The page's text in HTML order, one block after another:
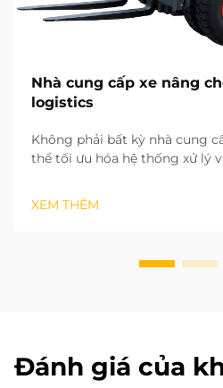
Nhà cung cấp xe nâng
logistics
Không phải bất kỳ nhà cung
thể tối ưu hóa hệ thống xử lý
tác chiến lược dài hạn. Dựa
nghiệm triển khai các dự án
XEM THÊM
Đánh giá của